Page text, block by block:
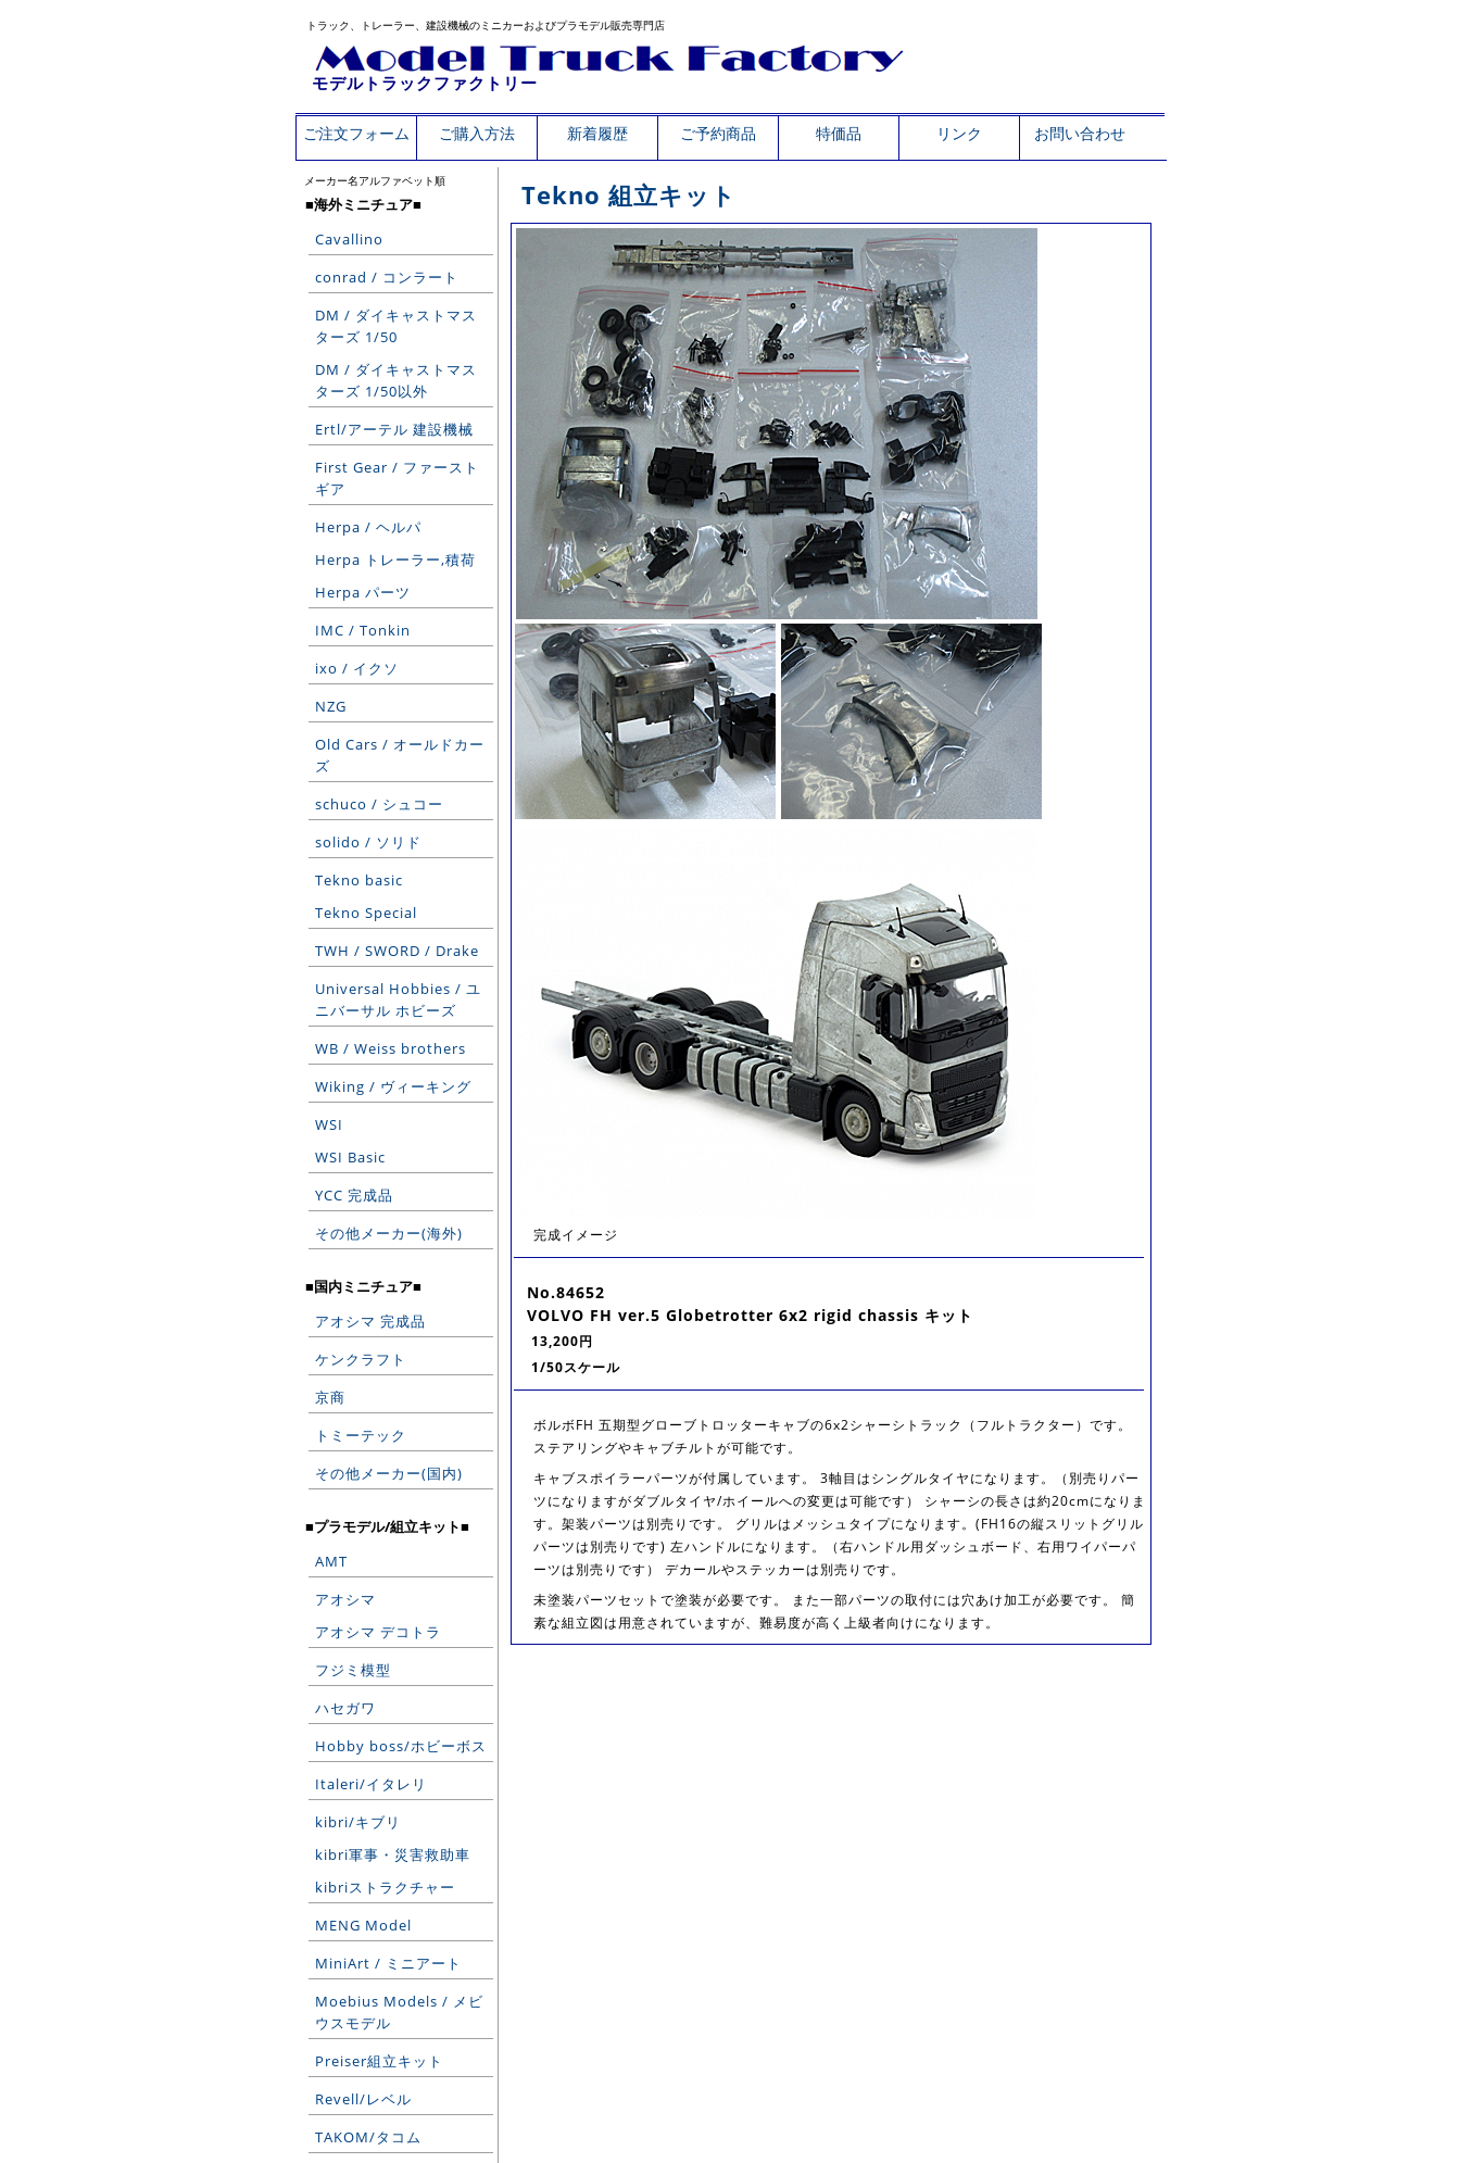
トラック、トレーラー、建設機械のミニカーおよびプラモデル販売専門店
モデルトラックファクトリー
ご注文フォーム ご購入方法 新着履歴 ご予約商品 特価品 リンク お問い合わせ
メーカー名アルファベット順
■海外ミニチュア■
Cavallino
conrad / コンラート
DM / ダイキャストマス
ターズ 1/50
DM / ダイキャストマス
ターズ 1/50以外
Ertl/アーテル 建設機械
First Gear / ファースト
ギア
Herpa / ヘルパ
Herpa トレーラー,積荷
Herpa パーツ
IMC / Tonkin
ixo / イクソ
NZG
Old Cars / オールドカー
ズ
schuco / シュコー
solido / ソリド
Tekno basic
Tekno Special
TWH / SWORD / Drake
Universal Hobbies / ユ
ニバーサル ホビーズ
WB / Weiss brothers
Wiking / ヴィーキング
WSI
WSI Basic
YCC 完成品
その他メーカー(海外)
■国内ミニチュア■
アオシマ 完成品
ケンクラフト
京商
トミーテック
その他メーカー(国内)
■プラモデル/組立キット■
AMT
アオシマ
アオシマ デコトラ
フジミ模型
ハセガワ
Hobby boss/ホビーボス
Italeri/イタレリ
kibri/キブリ
kibri軍事・災害救助車
kibriストラクチャー
MENG Model
MiniArt / ミニアート
Moebius Models / メビ
ウスモデル
Preiser組立キット
Revell/レベル
TAKOM/タコム
Tekno 組立キット
完成イメージ
No.84652
VOLVO FH ver.5 Globetrotter 6x2 rigid chassis キット
13,200円
1/50スケール
ボルボFH 五期型グローブトロッターキャブの6x2シャーシトラック（フルトラクター）です。
ステアリングやキャブチルトが可能です。
キャブスポイラーパーツが付属しています。 3軸目はシングルタイヤになります。（別売りパー
ツになりますがダブルタイヤ/ホイールへの変更は可能です） シャーシの長さは約20cmになりま
す。架装パーツは別売りです。 グリルはメッシュタイプになります。(FH16の縦スリットグリル
パーツは別売りです) 左ハンドルになります。（右ハンドル用ダッシュボード、右用ワイパーパ
ーツは別売りです） デカールやステッカーは別売りです。
未塗装パーツセットで塗装が必要です。 また一部パーツの取付には穴あけ加工が必要です。 簡
素な組立図は用意されていますが、難易度が高く上級者向けになります。